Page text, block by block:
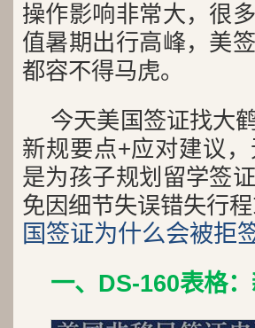
操作影响非常大，很
值暑期出行高峰，美
都容不得马虎。
今天美国签证找大
新规要点+应对建议
是为孩子规划留学签
免因细节失误错失行程
国签证为什么会被拒
一、DS-160表格